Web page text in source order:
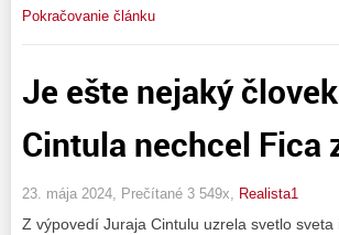
Pokračovanie článku
Je ešte nejaký
Cintula nechcel Fica
23. mája 2024, Prečítané 3 549x, Realista1
Z výpovedí Juraja Cintulu uzrela svetlo